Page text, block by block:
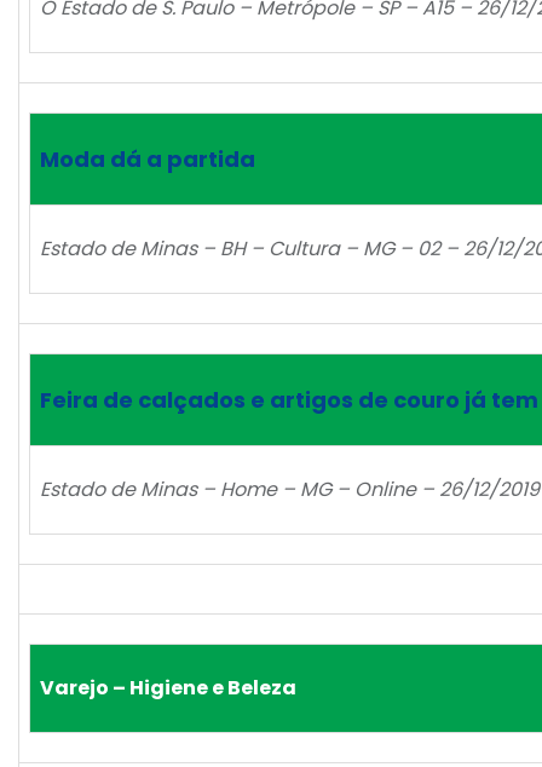
O Estado de S. Paulo – Metrópole – SP – A15 – 26/
Moda dá a partida
Estado de Minas – BH – Cultura – MG – 02 – 26/12/
Feira de calçados e artigos de couro já
Estado de Minas – Home – MG – Online – 26/12/2019
Varejo – Higiene e Beleza